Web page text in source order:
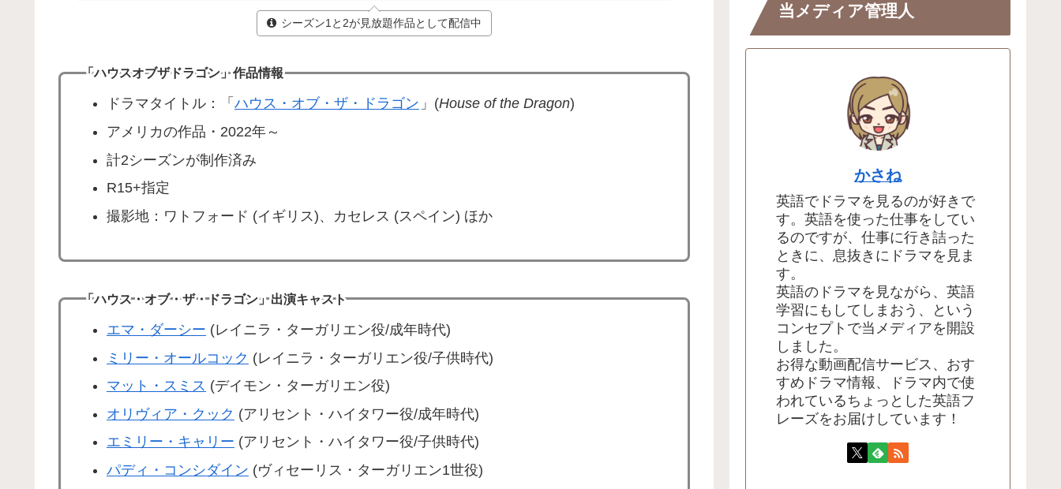
シーズン1と2が見放題作品として配信中
「ハウスオブザドラゴン」作品情報
ドラマタイトル：「 ハウス・オブ・ザ・ドラゴン 」(House of the Dragon)
アメリカの作品・2022年～
計2シーズンが制作済み
R15+指定
撮影地：ワトフォード (イギリス)、カセレス (スペイン) ほか
「ハウス・オブ・ザ・ドラゴン」出演キャスト
エマ・ダーシー (レイニラ・ターガリエン役/成年時代)
ミリー・オールコック (レイニラ・ターガリエン役/子供時代)
マット・スミス (デイモン・ターガリエン役)
オリヴィア・クック (アリセント・ハイタワー役/成年時代)
エミリー・キャリー (アリセント・ハイタワー役/子供時代)
パディ・コンシダイン (ヴィセーリス・ターガリエン1世役)
当メディア管理人
かさね
英語でドラマを見るのが好きで
す。英語を使った仕事をしてい
るのですが、仕事に行き詰った
ときに、息抜きにドラマを見ま
す。
英語のドラマを見ながら、英語
学習にもしてしまおう、という
コンセプトで当メディアを開設
しました。
お得な動画配信サービス、おす
すめドラマ情報、ドラマ内で使
われているちょっとした英語フ
レーズをお届けしています！